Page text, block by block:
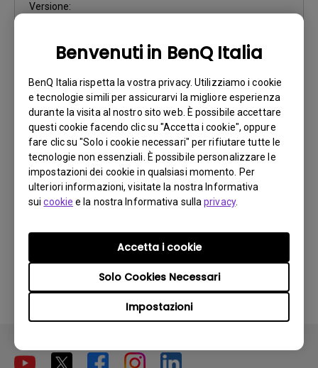
Benvenuti in BenQ Italia
BenQ Italia rispetta la vostra privacy. Utilizziamo i cookie
e tecnologie simili per assicurarvi la migliore esperienza
durante la visita al nostro sito web. È possibile accettare
questi cookie facendo clic su "Accetta i cookie", oppure
fare clic su "Solo i cookie necessari" per rifiutare tutte le
tecnologie non essenziali. È possibile personalizzare le
impostazioni dei cookie in qualsiasi momento. Per
ulteriori informazioni, visitate la nostra Informativa
suicookie e la nostra Informativa sullaprivacy.
Impostazioni
Solo Cookies Necessari
Accetta i cookie
Versione:
Anteprima
Manuale utente
Manuale Utente
Aggiorna:2016/03/02
Lingua: Italian
Versione: